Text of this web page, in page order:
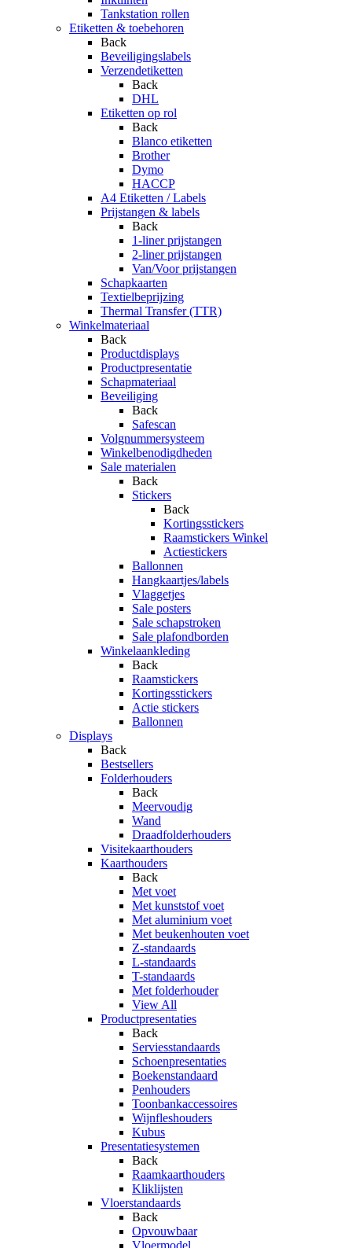
Tankstation rollen
Etiketten & toebehoren
Back
Beveiligingslabels
Verzendetiketten
Back
DHL
Etiketten op rol
Back
Blanco etiketten
Brother
Dymo
HACCP
A4 Etiketten / Labels
Prijstangen & labels
Back
1-liner prijstangen
2-liner prijstangen
Van/Voor prijstangen
Schapkaarten
Textielbeprijzing
Thermal Transfer (TTR)
Winkelmateriaal
Back
Productdisplays
Productpresentatie
Schapmateriaal
Beveiliging
Back
Safescan
Volgnummersysteem
Winkelbenodigdheden
Sale materialen
Back
Stickers
Back
Kortingsstickers
Raamstickers Winkel
Actiestickers
Ballonnen
Hangkaartjes/labels
Vlaggetjes
Sale posters
Sale schapstroken
Sale plafondborden
Winkelaankleding
Back
Raamstickers
Kortingsstickers
Actie stickers
Ballonnen
Displays
Back
Bestsellers
Folderhouders
Back
Meervoudig
Wand
Draadfolderhouders
Visitekaarthouders
Kaarthouders
Back
Met voet
Met kunststof voet
Met aluminium voet
Met beukenhouten voet
Z-standaards
L-standaards
T-standaards
Met folderhouder
View All
Productpresentaties
Back
Serviesstandaards
Schoenpresentaties
Boekenstandaard
Penhouders
Toonbankaccessoires
Wijnfleshouders
Kubus
Presentatiesystemen
Back
Raamkaarthouders
Kliklijsten
Vloerstandaards
Back
Opvouwbaar
Vloermodel